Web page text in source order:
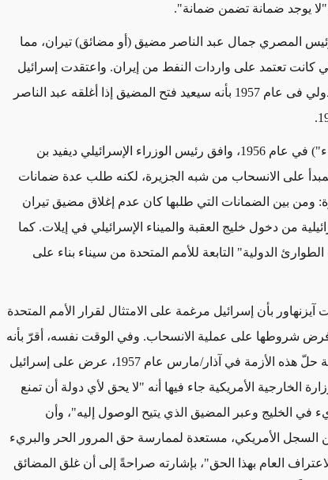
يوجد ضمانة تضمن ضمانة".
1967، أغلق الرئيس المصري جمال عبد الناصر مضيق (أو مضائق) تيران، مما
كانت تعتمد على واردات النفط من إيران. واعتقدت إسرائيل
أنها تلقت ضمانة من المجتمع الدولي فى عام 1957 بأنه سيعيد فتح المضيق إذا أغلقه عبد الناصر
وبعد أزمة السويس ("حملة سيناء") في عام 1956، وافق رئيس الوزراء الإسرائيلي ديفيد بن
على الانسحاب من شبه الجزيرة، لكنه طلب عدة ضمانات
ومن بين الضمانات التي طلبها كان عدم إغلاق مضيق تيران
من دخول خليج العقبة والميناء الإسرائيلي في إيلات. كما
الدولية" التابعة للأمم المتحدة من سيناء بناء على
بأن إسرائيل مرغمة على الامتثال لقرار الأمم المتحدة
شروطها على عملية الانسحاب. وفي الوقت نفسه، أقرّ بأنه
تساورها مخاوف مشروعة. وبغية حلّ هذه الأزمة في آذار/مارس عام 1957، عرض على إسرائيل
الخارجية الأمريكية جاء فيها أنه "لا يحق لأي دولة أن تمنع
في الخليج وعبر المضيق الذي يتيح الوصول إليه"، وأن
السجل الأمريكي، مستعدة لممارسة حق المرور الحر والبريء
العام بهذا الحق"، بإشارته صراحةً إلى أن غلق المضائق